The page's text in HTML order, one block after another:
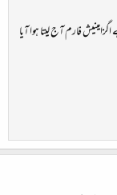
فارم آج لیتا ہوا آیا